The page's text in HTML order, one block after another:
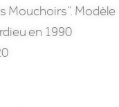
Mouchoirs“. Modèle
en 1990